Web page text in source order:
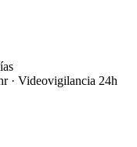
· Videovigilancia 24h